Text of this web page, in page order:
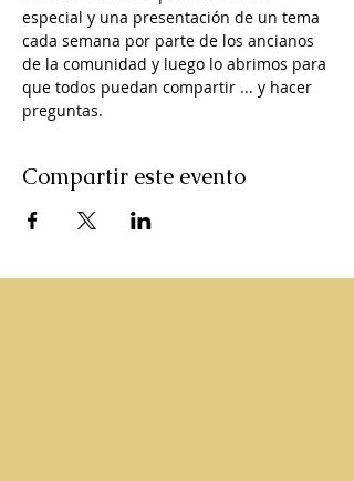
especial y una presentación de un tema
cada semana por parte de los ancianos
de la comunidad y luego lo abrimos para
que todos puedan compartir ... y hacer
preguntas.
Compartir este evento